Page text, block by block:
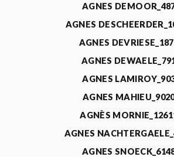
AGNES
AGNES
AGNES
AGNES
AGNES
AGNES
AGNÈS
AGNES
AGNES